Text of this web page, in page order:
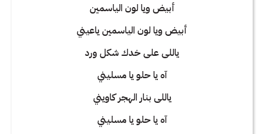
أبيض ويا لون الياسمين
أبيض ويا لون الياسمين ياعيني
ياللى على خدك شكل ورد
آه يا حلو يا مسليني
ياللى بنار الهجر كاويني
آه يا حلو يا مسليني